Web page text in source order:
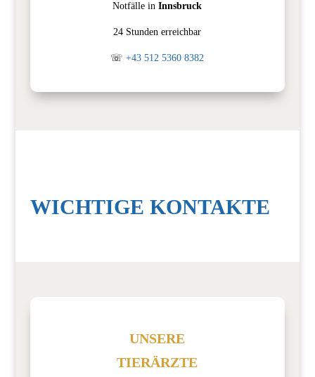
Notfälle inInnsbruck
24 Stunden erreichbar
☏+43 512 5360 8382
WICHTIGE KONTAKTE
UNSERE
TIERÄRZTE